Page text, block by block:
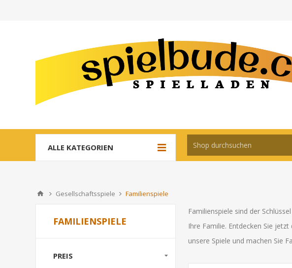
ALLE KATEGORIEN
Gesellschaftsspiele Familienspiele
Familienspiele sind der
Ihre Familie. Entdecken Sie
unsere Spiele und machen Sie
FAMILIENSPIELE
PREIS